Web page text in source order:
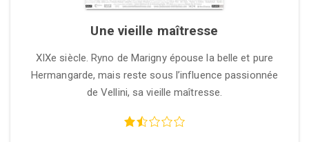
Une vieille maîtresse
XIXe siècle. Ryno de Marigny épouse la belle et pure
Hermangarde, mais reste sous l’influence passionnée
de Vellini, sa vieille maîtresse.